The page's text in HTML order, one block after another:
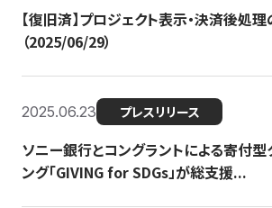
【復旧済】プロジェクト表示・決済後処
（2025/06/29）
2025.06.23 プレスリリース
ソニー銀行とコングラントによる寄付型
ング「GIVING for SDGs」が総支援...